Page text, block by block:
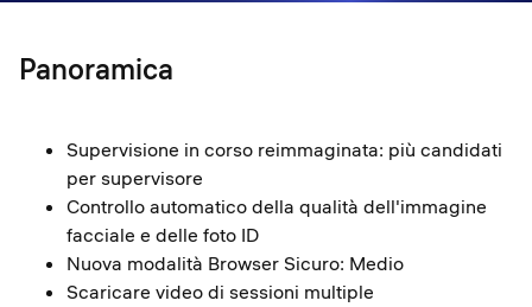
Panoramica
Supervisione in corso reimmaginata: più candidati
per supervisore
Controllo automatico della qualità dell'immagine
facciale e delle foto ID
Nuova modalità Browser Sicuro: Medio
Scaricare video di sessioni multiple